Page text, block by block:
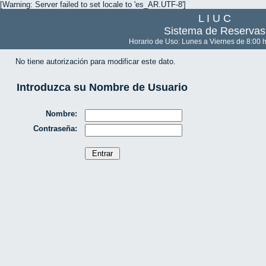
[Warning: Server failed to set locale to 'es_AR.UTF-8']
L I U C
Sistema de Reservas
Horario de Uso: Lunes a Viernes de 8:00
No tiene autorización para modificar este dato.
Introduzca su Nombre de Usuario
Nombre:
Contraseña: